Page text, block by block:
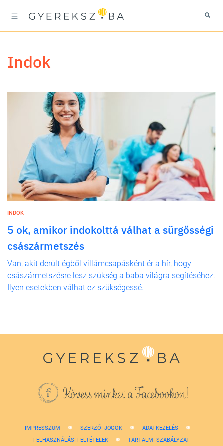
indok
INDOK
5 ok, amikor indokolttá válhat a sürgősségi
császármetszés
Van, akit derült égből villámcsapásként ér a hír, hogy
császármetszésre lesz szükség a baba világra segítéséhez.
Ilyen esetekben válhat ez szükségessé.
Kövess minket a Facebookon!
IMPRESSZUM SZERZŐI JOGOK
ADATKEZELÉS
FELHASZNÁLÁSI FELTÉTELEK
TARTALMI SZABÁLYZAT